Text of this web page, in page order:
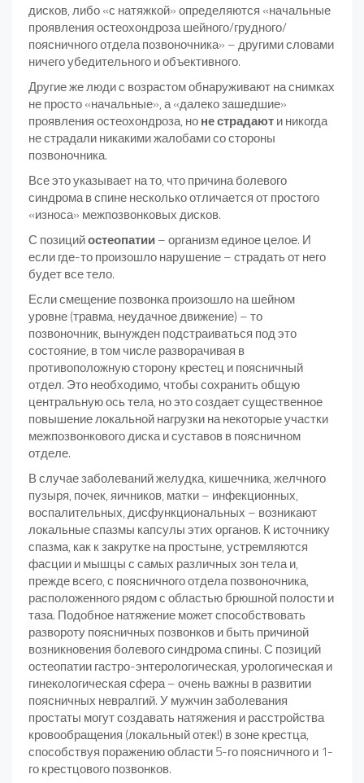
дисков, либо «с натяжкой» определяются «начальные
проявления остеохондроза шейного/грудного/
поясничного отдела позвоночника» – другими словами
ничего убедительного и объективного.
Другие же люди с возрастом обнаруживают на снимках
не просто «начальные», а «далеко зашедшие»
проявления остеохондроза, ноне страдаюти никогда
не страдали никакими жалобами со стороны
позвоночника.
Все это указывает на то, что причина болевого
синдрома в спине несколько отличается от простого
«износа» межпозвонковых дисков.
С позицийостеопатии– организм единое целое. И
если где-то произошло нарушение – страдать от него
будет все тело.
Если смещение позвонка произошло на шейном
уровне (травма, неудачное движение) – то
позвоночник, вынужден подстраиваться под это
состояние, в том числе разворачивая в
противоположную сторону крестец и поясничный
отдел. Это необходимо, чтобы сохранить общую
центральную ось тела, но это создает существенное
повышение локальной нагрузки на некоторые участки
межпозвонкового диска и суставов в поясничном
отделе.
В случае заболеваний желудка, кишечника, желчного
пузыря, почек, яичников, матки – инфекционных,
воспалительных, дисфункциональных – возникают
локальные спазмы капсулы этих органов. К источнику
спазма, как к закрутке на простыне, устремляются
фасции и мышцы с самых различных зон тела и,
прежде всего, с поясничного отдела позвоночника,
расположенного рядом с областью брюшной полости и
таза. Подобное натяжение может способствовать
развороту поясничных позвонков и быть причиной
возникновения болевого синдрома спины. С позиций
остеопатии гастро-энтерологическая, урологическая и
гинекологическая сфера – очень важны в развитии
поясничных невралгий. У мужчин заболевания
простаты могут создавать натяжения и расстройства
кровообращения (локальный отек!) в зоне крестца,
способствуя поражению области 5-го поясничного и 1-
го крестцового позвонков.